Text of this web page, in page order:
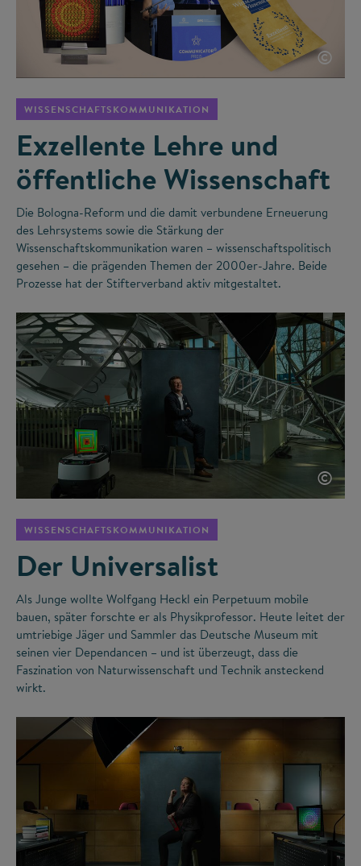
©
WISSENSCHAFTSKOMMUNIKATION
Exzellente Lehre und
öffentliche Wissenschaft
Die Bologna-Reform und die damit verbundene Erneuerung
des Lehrsystems sowie die Stärkung der
Wissenschaftskommunikation waren – wissenschaftspolitisch
gesehen – die prägenden Themen der 2000er-Jahre. Beide
Prozesse hat der Stifterverband aktiv mitgestaltet.
©
WISSENSCHAFTSKOMMUNIKATION
Der Universalist
Als Junge wollte Wolfgang Heckl ein Perpetuum mobile
bauen, später forschte er als Physikprofessor. Heute leitet der
umtriebige Jäger und Sammler das Deutsche Museum mit
seinen vier Dependancen – und ist überzeugt, dass die
Faszination von Naturwissenschaft und Technik ansteckend
wirkt.